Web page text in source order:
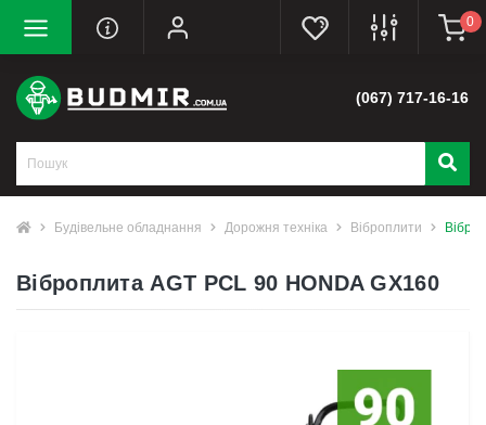
0
(067) 717-16-16
Будівельне обладнання Дорожня техніка Віброплити
Віброплита AGT PCL 90 HONDA GX160